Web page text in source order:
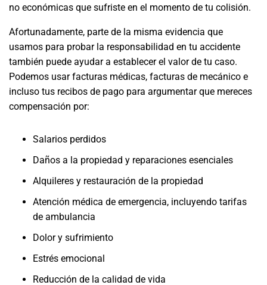
no económicas que sufriste en el momento de tu colisión.
Afortunadamente, parte de la misma evidencia que
usamos para probar la responsabilidad en tu accidente
también puede ayudar a establecer el valor de tu caso.
Podemos usar facturas médicas, facturas de mecánico e
incluso tus recibos de pago para argumentar que mereces
compensación por:
Salarios perdidos
Daños a la propiedad y reparaciones esenciales
Alquileres y restauración de la propiedad
Atención médica de emergencia, incluyendo tarifas
de ambulancia
Dolor y sufrimiento
Estrés emocional
Reducción de la calidad de vida